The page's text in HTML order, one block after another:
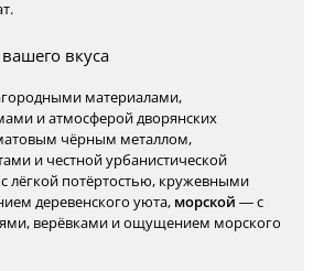
вкуса
материалами,
и атмосферой дворянских
чёрным металлом,
и честной урбанистической
лёгкой потёртостью, кружевными
деревенского уюта, морской — с
верёвками и ощущением морского